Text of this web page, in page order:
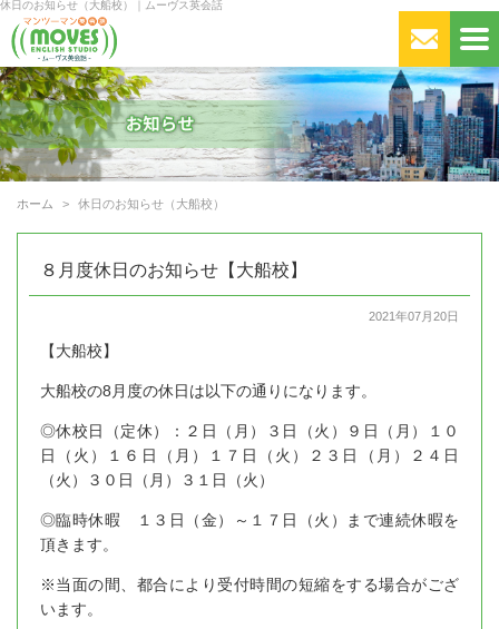
休日のお知らせ（大船校）｜ムーヴス英会話
ホーム 休日のお知らせ（大船校）
８月度休日のお知らせ【大船校】
2021年07月20日
【大船校】
大船校の8月度の休日は以下の通りになります。
◎休校日（定休）：２日（月）３日（火）９日（月）１０
日（火）１６日（月）１７日（火）２３日（月）２４日
（火）３０日（月）３１日（火）
◎臨時休暇 １３日（金）～１７日（火）まで連続休暇を
頂きます。
※当面の間、都合により受付時間の短縮をする場合がござ
います。